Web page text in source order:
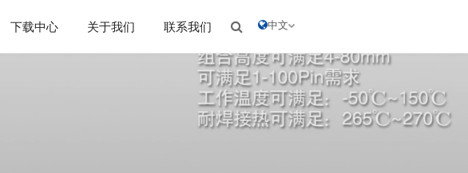
下载中心 关于我们 联系我们 中文